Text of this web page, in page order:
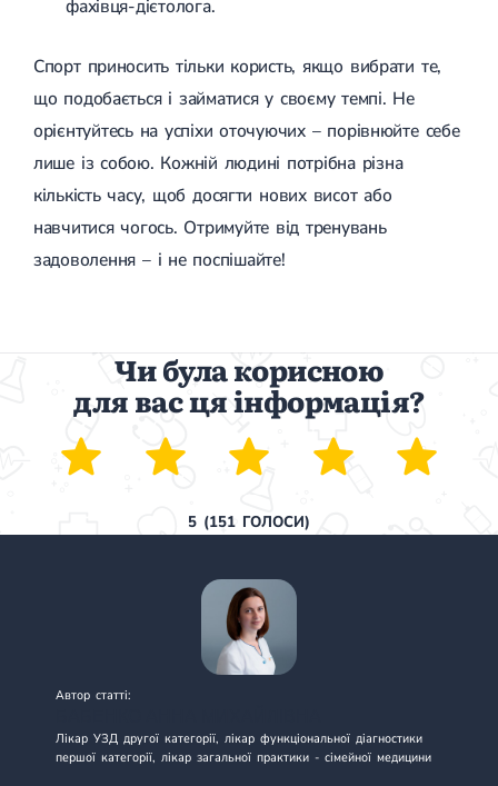
фахівця-дієтолога.
Спорт приносить тільки користь, якщо вибрати те,
що подобається і займатися у своєму темпі. Не
орієнтуйтесь на успіхи оточуючих – порівнюйте себе
лише із собою. Кожній людині потрібна різна
кількість часу, щоб досягти нових висот або
навчитися чогось. Отримуйте від тренувань
задоволення – і не поспішайте!
Чи була корисною
для вас ця інформація?
5 (151 ГОЛОСИ)
Автор статті:
Лікар УЗД другої категорії, лікар функціональної діагностики
першої категорії, лікар загальної практики - сімейної медицини